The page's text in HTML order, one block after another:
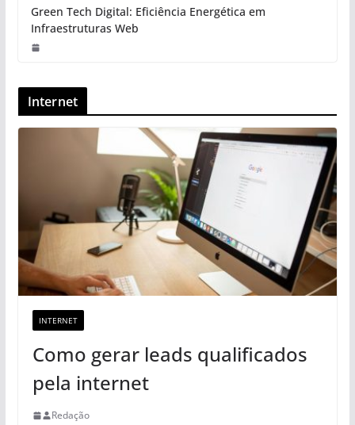
Green Tech Digital: Eficiência Energética em
Infraestruturas Web
Internet
INTERNET
Como gerar leads qualificados
pela internet
Redação